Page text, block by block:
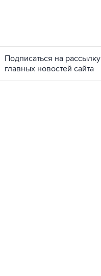
Подписаться на рассылку
главных новостей сайта